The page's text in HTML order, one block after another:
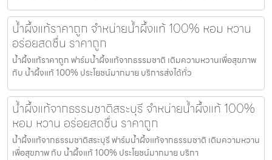
น้ำผึ้งแท้ราคาถูก จำหน่ายน้ำผึ้งแท้ 100% หอม หวาน
อร่อยสดชื่น ราคาถูก
น้ำผึ้งแท้ราคาถูก ฟาร์มน้ำผึ้งแท้จากธรรมชาติ เติมความหวานเพื่อสุขภาพ
กับ น้ำผึ้งแท้ 100% ประโยชน์มากมาย บริการส่งได้ทั่ว
น้ำผึ้งแท้จากธรรมชาติสระบุรี จำหน่ายน้ำผึ้งแท้ 100%
หอม หวาน อร่อยสดชื่น ราคาถูก
น้ำผึ้งแท้จากธรรมชาติสระบุรี ฟาร์มน้ำผึ้งแท้จากธรรมชาติ เติมความหวาน
เพื่อสุขภาพ กับ น้ำผึ้งแท้ 100% ประโยชน์มากมาย บริกา